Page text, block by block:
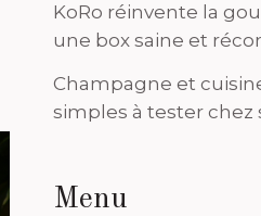
KoRo réinvente la
une box saine et
Champagne et
simples à tester chez
Menu